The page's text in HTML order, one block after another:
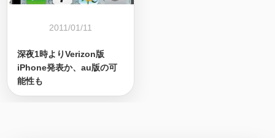
2011/01/11
深夜1時よりVerizon版
iPhone発表か、au版の可
能性も